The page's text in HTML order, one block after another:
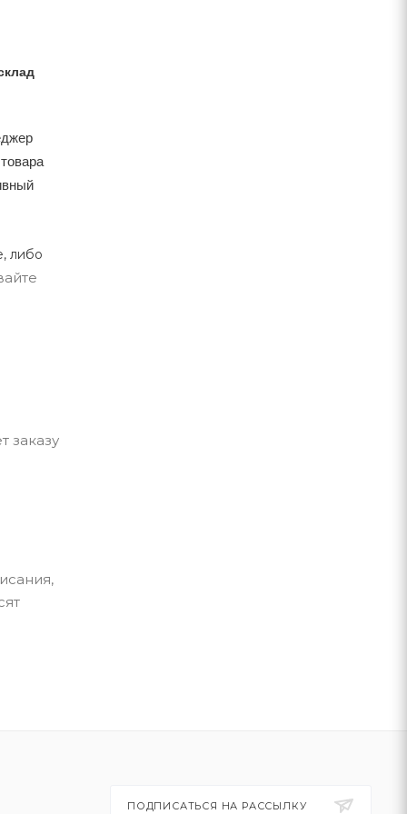
либо
заказу
ПОДПИСАТЬСЯ НА РАССЫЛКУ